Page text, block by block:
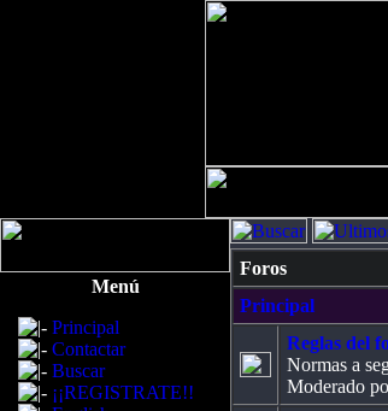
Menú
Principal
Contactar
Buscar
¡¡REGISTRATE!!
Foros
Principal
Reglas del
Normas a
Moderado